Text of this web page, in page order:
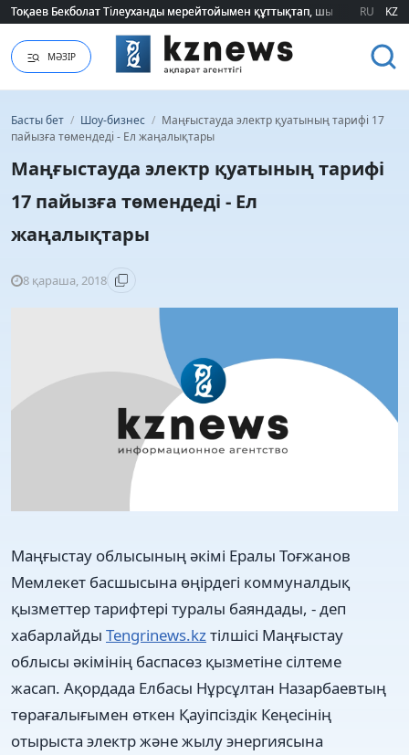
Тоқаев Бекболат Тілеуханды мерейтойымен құттықтап, шығармашылық
Тоқаев Бекболат Тілеуханды мерейтойымен құттықтап, шығармашылық
RU KZ
МӘЗІР
Басты бет / Шоу-бизнес / Маңғыстауда электр қуатының тарифі 17
пайызға төмендеді - Ел жаңалықтары
Маңғыстауда электр қуатының тарифі
17 пайызға төмендеді - Ел
жаңалықтары
8 қараша, 2018
Маңғыстау облысының әкімі Ералы Тоғжанов
Мемлекет басшысына өңірдегі коммуналдық
қызметтер тарифтері туралы баяндады, - деп
хабарлайды Tengrinews.kz тілшісі Маңғыстау
облысы әкімінің баспасөз қызметіне сілтеме
жасап. Ақордада Елбасы Нұрсұлтан Назарбаевтың
төрағалығымен өткен Қауіпсіздік Кеңесінің
отырыста электр және жылу энергиясына